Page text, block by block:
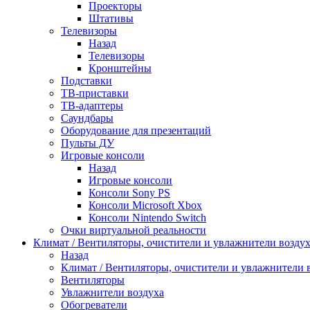
Проекторы
Штативы
Телевизоры
Назад
Телевизоры
Кронштейны
Подставки
ТВ-приставки
ТВ-адаптеры
Саундбары
Оборудование для презентаций
Пульты ДУ
Игровые консоли
Назад
Игровые консоли
Консоли Sony PS
Консоли Microsoft Xbox
Консоли Nintendo Switch
Очки виртуальной реальности
Климат / Вентиляторы, очистители и увлажнители
Назад
Климат / Вентиляторы, очистители и увлажнители
Вентиляторы
Увлажнители воздуха
Обогреватели